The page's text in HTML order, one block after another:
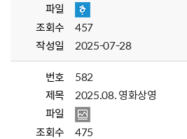
파일
조회수
457
작성일
2025-07-28
번호
582
제목
2025.08. 영화상영
파일
조회수
475